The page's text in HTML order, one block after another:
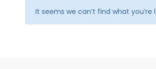
It seems we can’t find what